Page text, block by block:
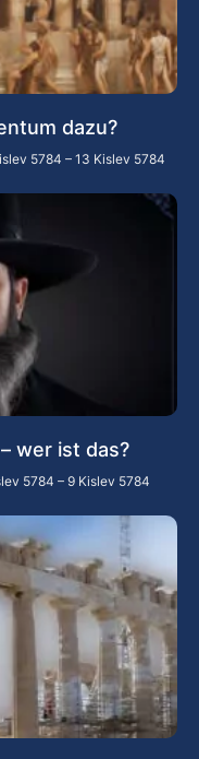
dazu?
5784 – 13 Kislev 5784
wer ist das?
5784 – 9 Kislev 5784